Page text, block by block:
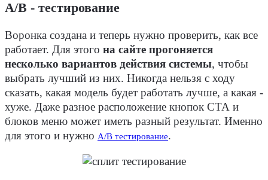
А/В - тестирование
Воронка создана и теперь нужно проверить, как все
работает. Для этого на сайте прогоняется
несколько вариантов действия системы, чтобы
выбрать лучший из них. Никогда нельзя с ходу
сказать, какая модель будет работать лучше, а какая -
хуже. Даже разное расположение кнопок СТА и
блоков меню может иметь разный результат. Именно
для этого и нужно А/В тестирование.